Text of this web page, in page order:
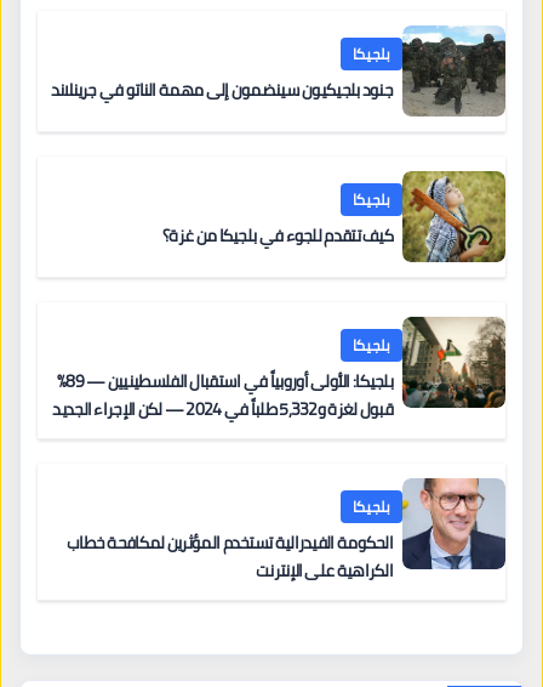
بلجيكا
جنود بلجيكيون سينضمون إلى مهمة الناتو في جرينلاند
بلجيكا
كيف تتقدم للجوء في بلجيكا من غزة؟
بلجيكا
بلجيكا: الأولى أوروبياً في استقبال الفلسطينيين — 89%
قبول لغزة و5,332 طلباً في 2024 — لكن الإجراء الجديد
بلجيكا
الحكومة الفيدرالية تستخدم المؤثرين لمكافحة خطاب
الكراهية على الإنترنت